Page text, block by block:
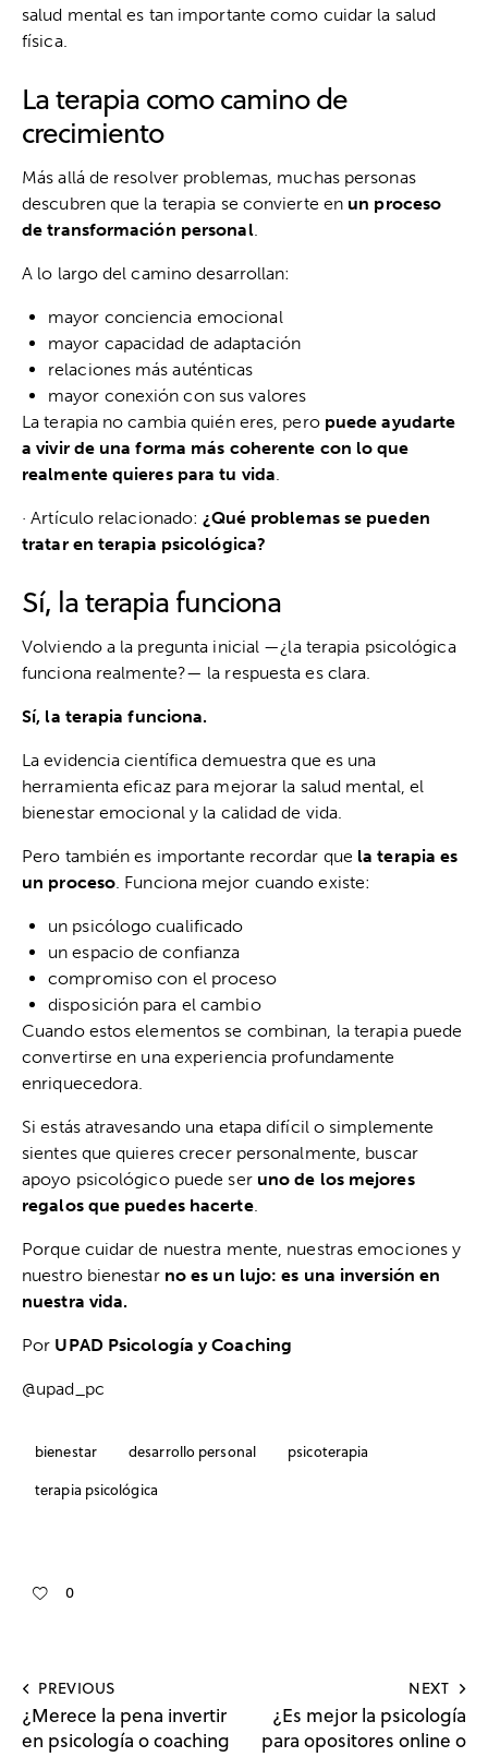
salud mental es tan importante como cuidar la salud
física.
La terapia como camino de
crecimiento
Más allá de resolver problemas, muchas personas
descubren que la terapia se convierte en un proceso
de transformación personal.
A lo largo del camino desarrollan:
mayor conciencia emocional
mayor capacidad de adaptación
relaciones más auténticas
mayor conexión con sus valores
La terapia no cambia quién eres, pero puede ayudarte
a vivir de una forma más coherente con lo que
realmente quieres para tu vida
· Artículo relacionado: ¿Qué problemas se pueden
tratar en terapia psicológica?
Sí, la terapia funciona
Volviendo a la pregunta inicial —¿la terapia psicológica
funciona realmente?— la respuesta es clara.
Sí, la terapia funciona.
La evidencia científica demuestra que es una
herramienta eficaz para mejorar la salud mental, el
bienestar emocional y la calidad de vida.
Pero también es importante recordar que la terapia es
un proceso . Funciona mejor cuando existe:
un psicólogo cualificado
un espacio de confianza
compromiso con el proceso
disposición para el cambio
Cuando estos elementos se combinan, la terapia puede
convertirse en una experiencia profundamente
enriquecedora.
Si estás atravesando una etapa difícil o simplemente
sientes que quieres crecer personalmente, buscar
apoyo psicológico puede ser uno de los mejores
regalos que puedes hacerte.
Porque cuidar de nuestra mente, nuestras emociones y
nuestro bienestar no es un lujo: es una inversión en
nuestra vida.
Por UPAD Psicología y Coaching
@upad_pc
bienestar desarrollo personal
psicoterapia
terapia psicológica
0
PREVIOUS
¿Merece la pena invertir
en psicología o coaching
NEXT
¿Es mejor la psicología
para opositores online o